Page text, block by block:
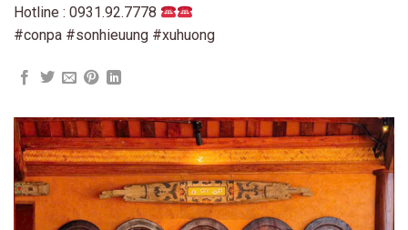
Hotline : 0931.92.7778
#conpa #sonhieuung #xuhuong